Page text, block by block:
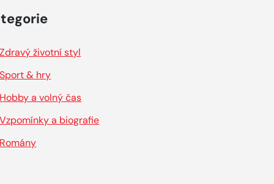
Zdravý životní styl
Sport & hry
Hobby a volný čas
Vzpomínky a biografie
Romány